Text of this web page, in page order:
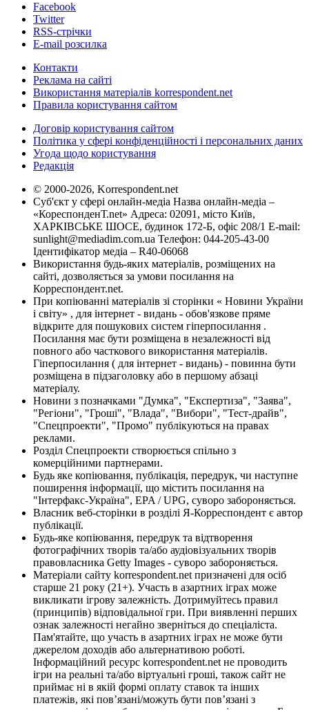
Facebook
Twitter
RSS-стрічки
E-mail розсилка
Контакти
Реклама на сайті
Використання матеріалів korrespondent.net
Правила користування сайтом
Договір користування сайтом
Політика у сфері конфіденційності і персональних даних
Угода щодо користування
Редакція
© 2000-2026, Korrespondent.net
Суб'єкт у сфері онлайн-медіа Назва онлайн-медіа –
«КореспонденТ.net» Адреса: 02091, місто Київ,
ХАРКІВСЬКЕ ШОСЕ, будинок 172-Б, офіс 208/1 E-mail:
sunlight@mediadim.com.ua Телефон: 044-205-43-00
Ідентифікатор медіа – R40-06068
Використання будь-яких матеріалів, розміщених на
сайті, дозволяється за умови посилання на
Корреспондент.net.
При копіюванні матеріалів зі сторінки « Новини України
і світу» , для інтернет - видань - обов'язкове пряме
відкрите для пошукових систем гіперпосилання .
Посилання має бути розміщена в незалежності від
повного або часткового використання матеріалів.
Гіперпосилання ( для інтернет - видань) - повинна бути
розміщена в підзаголовку або в першому абзаці
матеріалу.
Новини з позначками "Думка", "Експертиза", "Заява",
"Регіони", "Гроші", "Влада", "Вибори", "Тест-драйв",
"Спецпроекти", "Промо" публікуються на правах
реклами.
Розділ Спецпроекти створюється спільно з
комерційними партнерами.
Будь яке копіювання, публікація, передрук, чи наступне
поширення інформації, що містить посилання на
"Інтерфакс-Україна", EPA / UPG, суворо забороняється.
Власник веб-сторінки в розділі Я-Корреспондент є автор
публікації.
Будь-яке копіювання, передрук та відтворення
фотографічних творів та/або аудіовізуальних творів
правовласника Getty Images - суворо забороняється.
Матеріали сайту korrespondent.net призначені для осіб
старше 21 року (21+). Участь в азартних іграх може
викликати ігрову залежність. Дотримуйтесь правил
(принципів) відповідальної гри. При виявленні перших
ознак залежності негайно зверніться до спеціаліста.
Пам'ятайте, що участь в азартних іграх не може бути
джерелом доходів або альтернативою роботі.
Інформаційний ресурс korrespondent.net не проводить
ігри на реальні та/або віртуальні гроші, також сайт не
приймає ні в якій формі оплату ставок та інших
платежів, які пов’язані/можуть бути пов’язані з